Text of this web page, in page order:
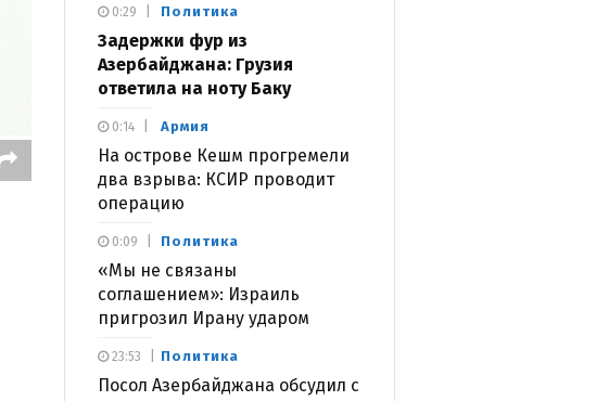
Политика
Задержки фур из
Азербайджана: Грузия
ответила на ноту Баку
0:29
Армия
На острове Кешм прогремели
два взрыва: КСИР проводит
операцию
0:14
Политика
«Мы не связаны
соглашением»: Израиль
пригрозил Ирану ударом
0:09
Политика
Посол Азербайджана обсудил с
23:53